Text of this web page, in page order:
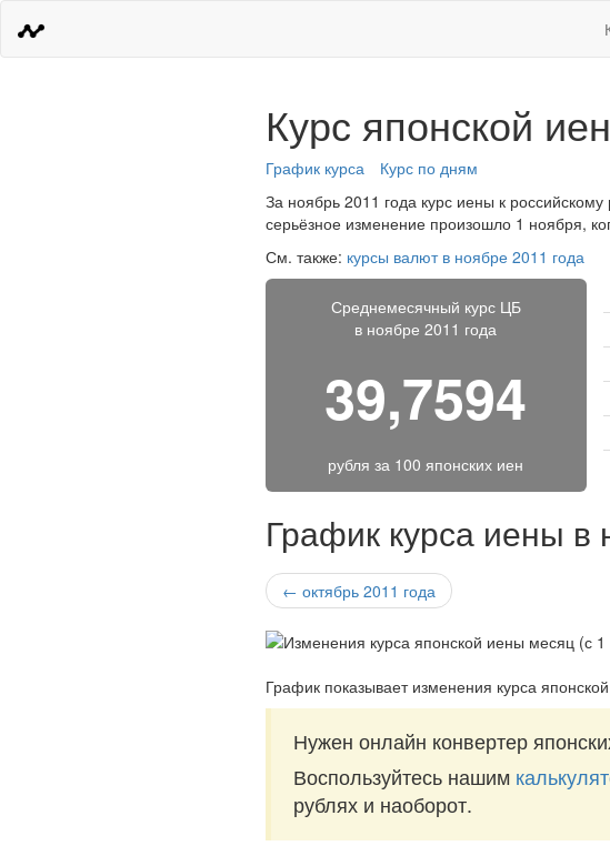
Курс японской
График курса
Курс по дням
За ноябрь 2011 года курс иены к
серьёзное изменение произошло 1 ноября,
См. также: курсы валют в ноябре 2011 года
Среднемесячный курс ЦБ
в ноябре 2011 года
39,7594
рубля за 100 японских иен
График курса иены в
← октябрь 2011 года
График показывает изменения курса
Нужен онлайн конвертер
Воспользуйтесь нашим
рублях и наоборот.